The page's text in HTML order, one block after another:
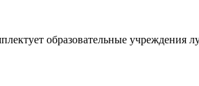
образовательные учреждения